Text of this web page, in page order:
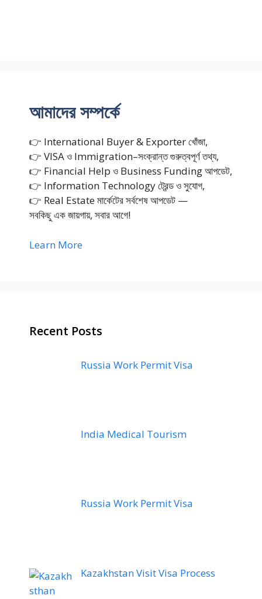
আমাদের সম্পর্কে
👉 International Buyer & Exporter খোঁজা,
👉 VISA ও Immigration–সংক্রান্ত গুরুত্বপূর্ণ তথ্য,
👉 Financial Help ও Business Funding আপডেট,
👉 Information Technology ট্রেন্ড ও সুযোগ,
👉 Real Estate মার্কেটের সর্বশেষ আপডেট —
সবকিছু এক জায়গায়, সবার আগে!
Learn More
Recent Posts
Russia Work Permit Visa
India Medical Tourism
Russia Work Permit Visa
Kazakhstan Visit Visa Process